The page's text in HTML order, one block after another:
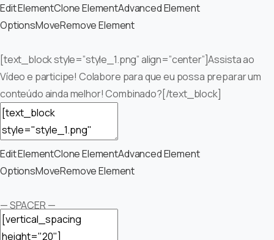
Edit ElementClone ElementAdvanced Element
OptionsMoveRemove Element
[text_block style=”style_1.png” align=”center”]Assista ao
Vídeo e participe! Colabore para que eu possa preparar um
conteúdo ainda melhor! Combinado?[/text_block]
Edit ElementClone ElementAdvanced Element
OptionsMoveRemove Element
— SPACER —